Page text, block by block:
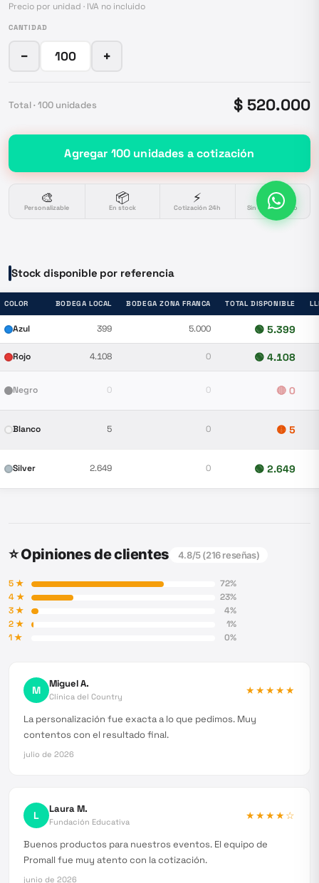
Precio por unidad · IVA no incluido
CANTIDAD
− +
Total · 100 unidades $ 520.000
Agregar 100 unidades a cotización
🎨
Personalizable
📦
En stock
⚡
Cotización 24h
🔒
Sin compromiso
Stock disponible por referencia
COLOR BODEGA LOCAL BODEGA ZONA FRANCA TOTAL DISPONIBLE
Azul 399 5.000 🟢 5.399
Rojo 4.108 0 🟢 4.108
Negro 0 0 🔴 0
Blanco 5 0 🟡 5
Silver 2.649 0 🟢 2.649
⭐ Opiniones de clientes 4.8/5 (216reseñas)
5★ 72%
4★ 23%
3★ 4%
2★ 1%
1★ 0%
M Miguel A.
Clínica del Country
★★★★★
La personalización fue exacta a lo que pedimos. Muy
contentos con el resultado final.
julio de 2026
L Laura M.
Fundación Educativa
★★★★☆
Buenos productos para nuestros eventos. El equipo de
Promall fue muy atento con la cotización.
junio de 2026